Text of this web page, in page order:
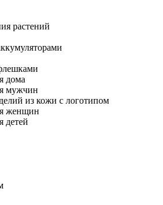
растений
дома
мужчин
из кожи с логотипом
женщин
детей